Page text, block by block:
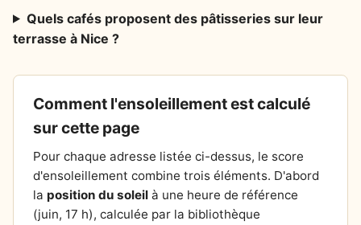
Quels cafés proposent des pâtisseries sur leur
terrasse à Nice ?
Comment l'ensoleillement est calculé
sur cette page
Pour chaque adresse listée ci-dessus, le score
d'ensoleillement combine trois éléments. D'abord
la position du soleil à une heure de référence
(juin, 17 h), calculée par la bibliothèque